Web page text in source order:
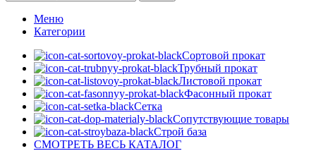
Меню
Категории
Сортовой прокат
Трубный прокат
Листовой прокат
Фасонный прокат
Сетка
Сопутствующие товары
Строй база
СМОТРЕТЬ ВЕСЬ КАТАЛОГ